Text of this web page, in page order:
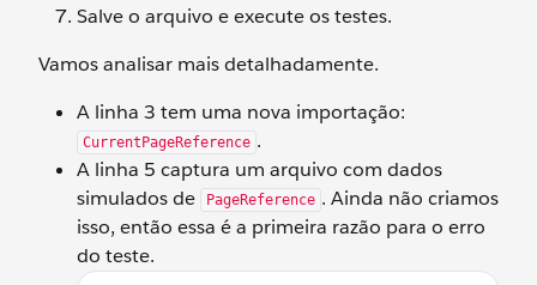
Salve o arquivo e execute os testes.
Vamos analisar mais detalhadamente.
A linha 3 tem uma nova importação:
CurrentPageReference .
A linha 5 captura um arquivo com dados
simulados de
PageReference . Ainda não criamos
isso, então essa é a primeira razão para o erro
do teste.